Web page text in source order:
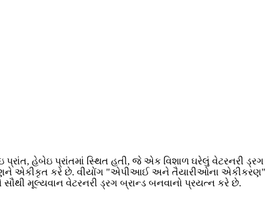
પ્રાંત, હેબેઇ પ્રાંતમાં સ્થિત હતી, જે એક વિશાળ ઘરેલું વેટરનરી ડ્રગ
એકીકૃત કરે છે. વીયોંગ "એપીઆઈ અને તૈયારીઓના એકીકરણ"
મૂલ્યવાન વેટરનરી ડ્રગ બ્રાન્ડ બનવાનો પ્રયત્ન કરે છે.